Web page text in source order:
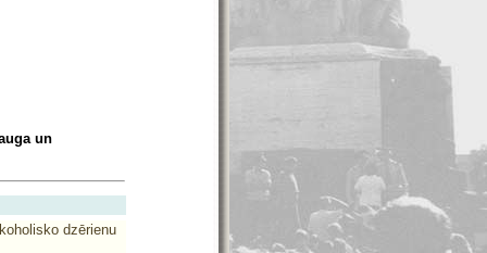
un
dzērienu